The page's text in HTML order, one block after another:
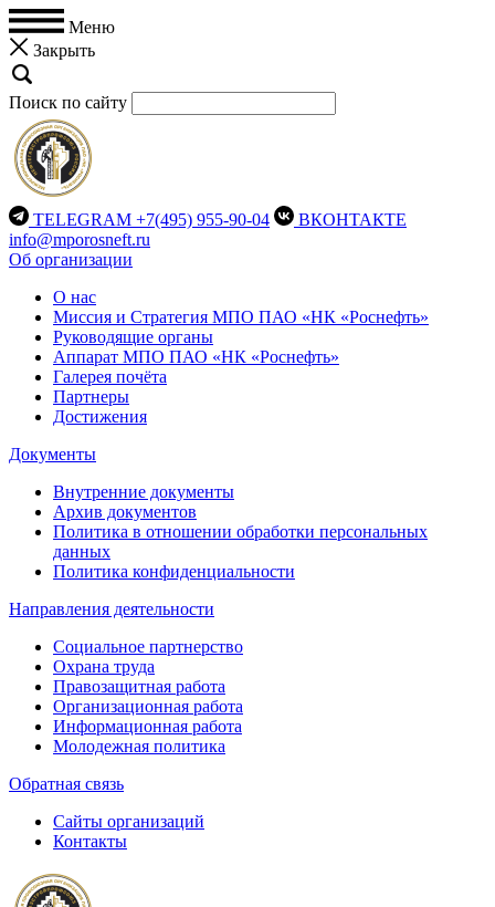
Меню
Закрыть
Поиск по сайту
TELEGRAM +7(495) 955-90-04
ВКОНТАКТЕ
info@mporosneft.ru
Об организации
О нас
Миссия и Стратегия МПО ПАО «НК «Роснефть»
Руководящие органы
Аппарат МПО ПАО «НК «Роснефть»
Галерея почёта
Партнеры
Достижения
Документы
Внутренние документы
Архив документов
Политика в отношении обработки персональных
данных
Политика конфиденциальности
Направления деятельности
Социальное партнерство
Охрана труда
Правозащитная работа
Организационная работа
Информационная работа
Молодежная политика
Обратная связь
Сайты организаций
Контакты